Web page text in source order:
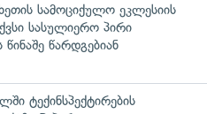
სამოციქულო ეკლესიის
სასულიერო პირი
წარდგებიან
ტექინსპექტირების